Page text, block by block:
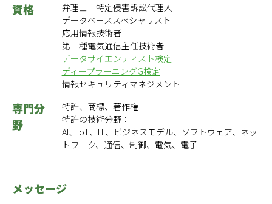
資格
弁理士 特定侵害訴訟代理人
データベーススペシャリスト
応用情報技術者
第一種電気通信主任技術者
データサイエンティスト検定
ディープラーニングG検定
情報セキュリティマネジメント
専門分
野
特許、商標、著作権
特許の技術分野：
AI、IoT、IT、ビジネスモデル、ソフトウェア、ネッ
トワーク、通信、制御、電気、電子
メッセージ